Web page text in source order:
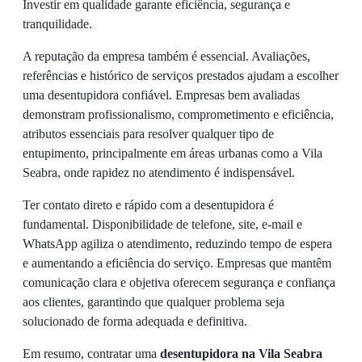
Investir em qualidade garante eficiência, segurança e
tranquilidade.
A reputação da empresa também é essencial. Avaliações,
referências e histórico de serviços prestados ajudam a escolher
uma desentupidora confiável. Empresas bem avaliadas
demonstram profissionalismo, comprometimento e eficiência,
atributos essenciais para resolver qualquer tipo de
entupimento, principalmente em áreas urbanas como a Vila
Seabra, onde rapidez no atendimento é indispensável.
Ter contato direto e rápido com a desentupidora é
fundamental. Disponibilidade de telefone, site, e-mail e
WhatsApp agiliza o atendimento, reduzindo tempo de espera
e aumentando a eficiência do serviço. Empresas que mantêm
comunicação clara e objetiva oferecem segurança e confiança
aos clientes, garantindo que qualquer problema seja
solucionado de forma adequada e definitiva.
Em resumo, contratar uma desentupidora na Vila Seabra